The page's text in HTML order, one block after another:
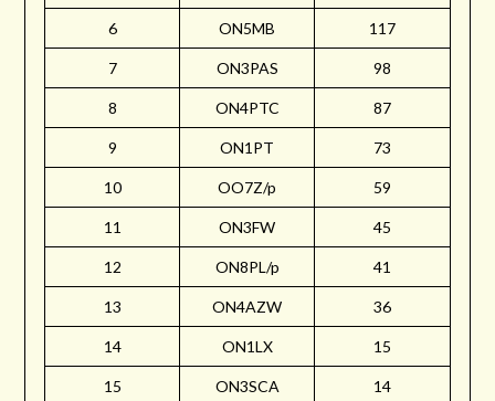
6 ON5MB 117
7 ON3PAS 98
8 ON4PTC 87
9 ON1PT 73
10 OO7Z/p 59
11 ON3FW 45
12 ON8PL/p 41
13 ON4AZW 36
14 ON1LX 15
15 ON3SCA 14